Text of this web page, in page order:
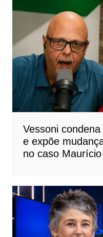
Vessoni
e expõe
no caso Maurício